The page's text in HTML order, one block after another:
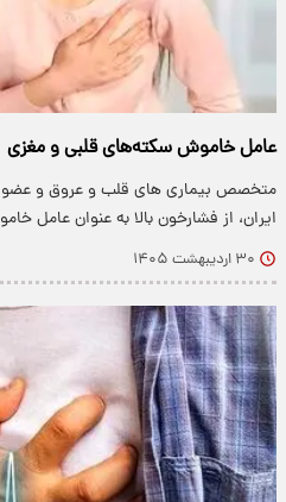
عامل خاموش سکته‌های قلبی و مغزی
متخصص بیماری های قلب و عروق و عضو
ایران، از فشارخون بالا به عنوان عامل
۳۰ اردیبهشت ۱۴۰۵